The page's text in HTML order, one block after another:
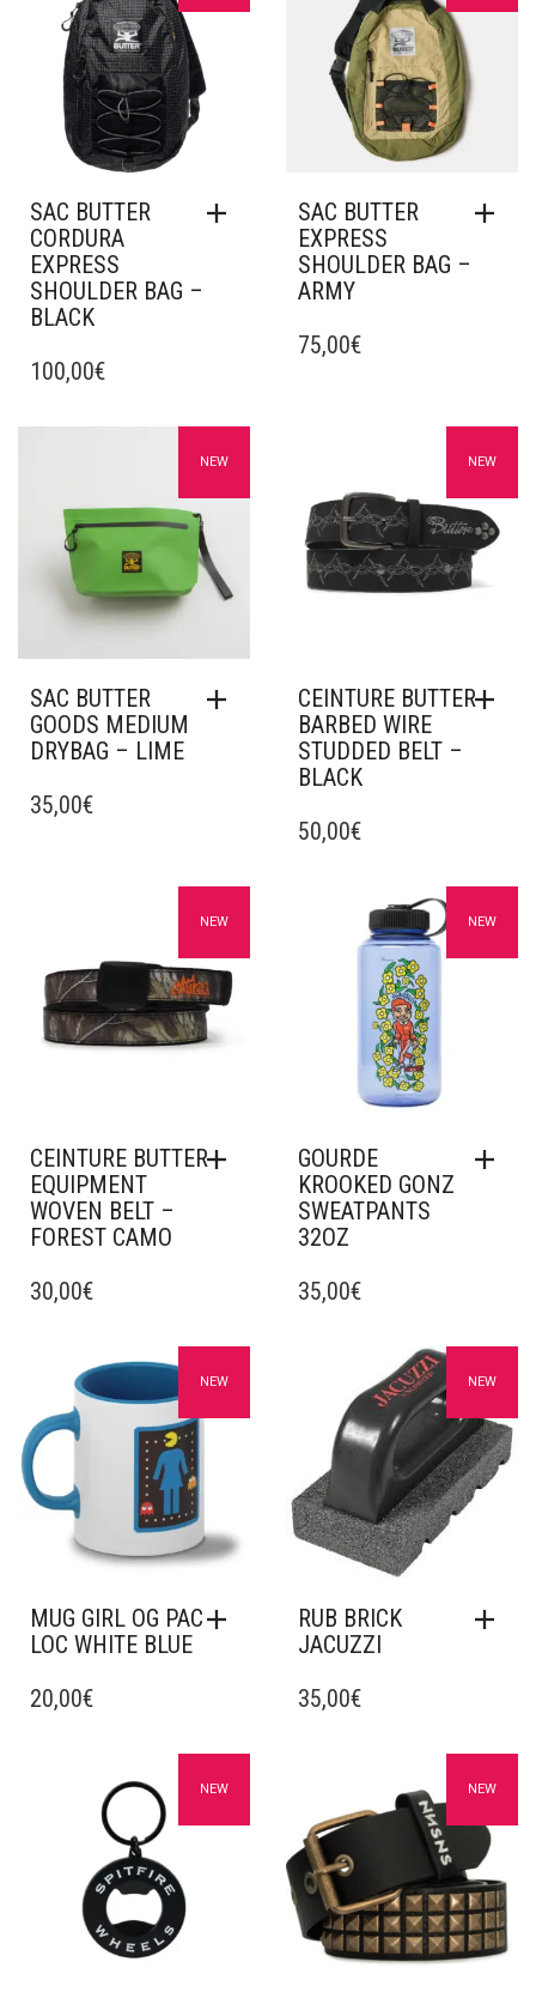
SAC BUTTER
CORDURA
EXPRESS
SHOULDER BAG –
BLACK
100,00€
SAC BUTTER
EXPRESS
SHOULDER BAG –
ARMY
75,00€
Ajouter à mes favorisNEW
SAC BUTTER
GOODS MEDIUM
DRYBAG – LIME
35,00€
Ajouter à mes favorisNEW
CEINTURE BUTTER
BARBED WIRE
STUDDED BELT –
BLACK
50,00€
Ajouter à mes favorisNEW
CEINTURE BUTTER
EQUIPMENT
WOVEN BELT –
FOREST CAMO
30,00€
Ajouter à mes favorisNEW
GOURDE
KROOKED GONZ
SWEATPANTS
32OZ
35,00€
Ajouter à mes favorisNEW
MUG GIRL OG PAC
LOC WHITE BLUE
20,00€
Ajouter à mes favorisNEW
RUB BRICK
JACUZZI
35,00€
Ajouter à mes favorisNEW Ajouter à mes favorisNEW